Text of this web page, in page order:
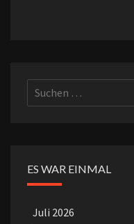
Suchen
nach:
ES WAR EINMAL
Juli 2026